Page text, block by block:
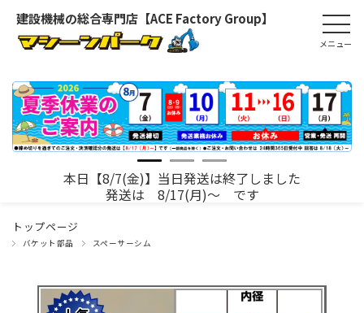
建設機械の総合専門店【ACE Factory Group】
本日【8/7(金)】当日発送は終了しました
発送は 8/17(月)～ です
トップページ
バケット部品 スペーサーシム